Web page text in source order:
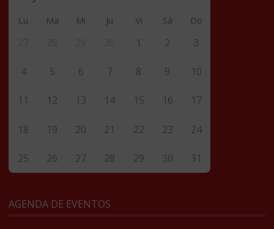
Lu Ma Mi Ju Vi Sá Do
1 2 3
4 5 6 7 8 9 10
11 12 13 14 15 16 17
18 19 20 21 22 23 24
25 26 27 28 29 30 31
AGENDA DE EVENTOS